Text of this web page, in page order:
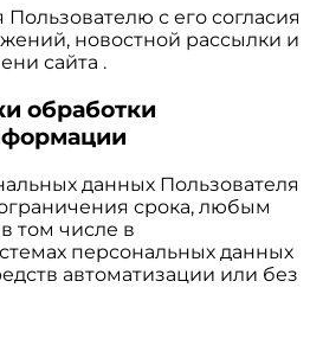
Пользователю с его согласия
новостной рассылки и
сайта .
обработки
данных Пользователя
срока, любым
том числе в
персональных данных
автоматизации или без